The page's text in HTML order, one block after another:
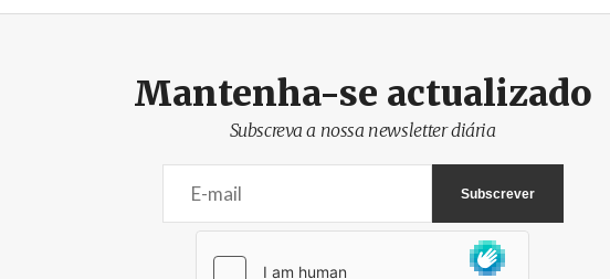
Mantenha-se actualizado
Subscreva a nossa newsletter diária